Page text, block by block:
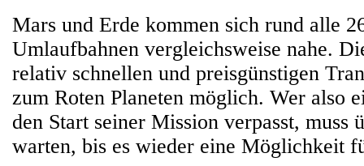
Mars und Erde kommen sich rund alle
Umlaufbahnen vergleichsweise nahe.
relativ schnellen und preisgünstigen
zum Roten Planeten möglich. Wer also
den Start seiner Mission verpasst, muss
warten, bis es wieder eine Möglichkeit